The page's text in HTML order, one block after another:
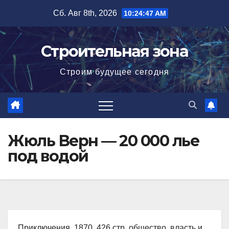
содержимому
Сб. Авг 8th, 2026 10:24:49 AM
Строительная зона
Строим будущее сегодня
Жюль Верн — 20 000 лье
под водой